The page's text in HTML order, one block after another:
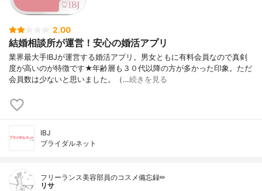
2.00
結婚相談所が運営！安心の婚活アプリ
業界最大手IBJが運営する婚活アプリ。男女ともに有料会員なので真剣
度が高いのが特徴です★年齢層も３０代以降の方が多かった印象。ただ
会員数は少ないと思いました。（…続きを見る
IBJ
ブライダルネット
フリーランス美容部員のコスメ備忘録✏︎
リサ